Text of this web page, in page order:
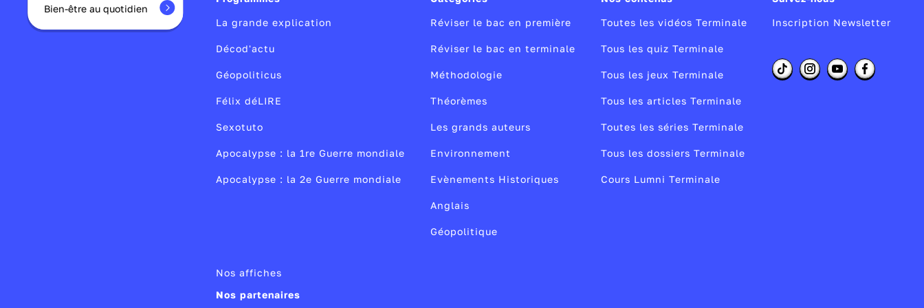
Bien-être au quotidien
directive administrative et logistique sont produits par l'état-major
des armées. Le nom de l'opération est choisi par le président de la
été inauguré, à Paris, le monument en hommage aux soldats morts
en opérations extérieures.
Réalisateur :DILA
Producteur :
Modifié le 18/02/26
La grande explication
Décod'actu
Géopoliticus
Félix déLIRE
Sexotuto
Apocalypse : la 1re Guerre mondiale
Apocalypse : la 2e Guerre mondiale
Réviser le bac en première
Réviser le bac en terminale
Méthodologie
Théorèmes
Les grands auteurs
Environnement
Evènements Historiques
Anglais
Géopolitique
Toutes les vidéos Terminale
Tous les quiz Terminale
Tous les jeux Terminale
Tous les articles Terminale
Toutes les séries Terminale
Tous les dossiers Terminale
Cours Lumni Terminale
Inscription Newsletter
Nos affiches
Nos partenaires